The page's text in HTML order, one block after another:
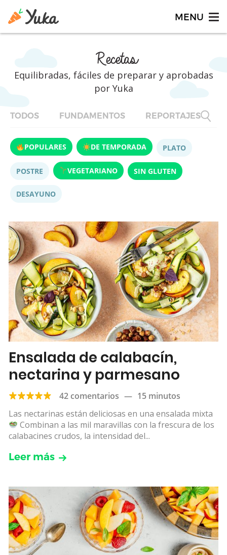
Recetas
Equilibradas, fáciles de preparar y aprobadas
por Yuka
TODOS FUNDAMENTOS REPORTAJES
POPULARES DE TEMPORADA PLATO
POSTRE VEGETARIANO SIN GLUTEN
DESAYUNO
Ensalada de calabacín,
nectarina y parmesano
42 comentarios — 15 minutos
Las nectarinas están deliciosas en una ensalada mixta
Combinan a las mil maravillas con la frescura de los
calabacines crudos, la intensidad del...
Leer más